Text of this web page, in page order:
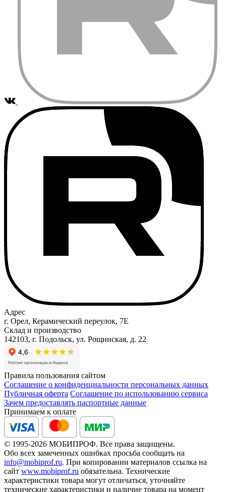
Адрес
г. Орел, Керамический переулок, 7Е
Склад и производство
142103, г. Подольск, ул. Рощинская, д. 22
Правила пользования сайтом
Соглашение о конфиденциальности персональных данных
Публичная оферта Соглашение по использованию сервиса
Зачем предоставлять паспортные данные
Принимаем к оплате
© 1995-2026 МОБИПРОФ. Все права защищены.
Обо всех замеченных ошибках просьба сообщать на
info@mobiprof.ru. При копировании материалов ссылка на
сайт www.mobiprof.ru обязательна. Технические
характеристики товара могут отличаться, уточняйте
технические характеристики и наличие товара на момент